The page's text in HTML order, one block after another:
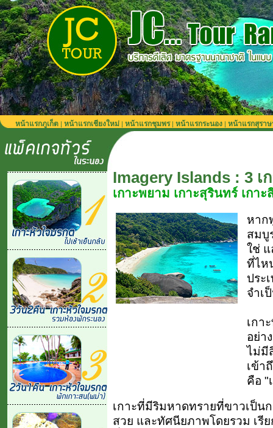
หน้าแรกภูเก็ต | หน้าแรกเชียงใหม่ | หน้าแรกชุมพร| หน้าแรกระนอง | หน้าแรกสุราษ
Imagery Islands : 3 เ
เกาะพยาม เกาะสุรินทร์ เกา
หาก
สมบู
ใช่ แ
ที่ไห
ประ
จำเ
เกา
อย่า
ไม่มี
เข้า
คือ "
เกาะที่มีริมหาดทรายที่ขาวเป็น
สวย และทัศนียภาพโดยรวม เรี